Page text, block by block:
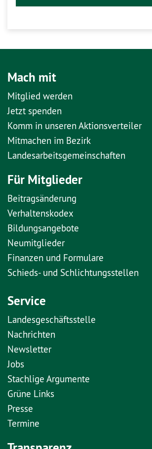
Mach mit
Mitglied werden
Jetzt spenden
Komm in unseren Aktionsverteiler
Mitmachen im Bezirk
Landesarbeitsgemeinschaften
Für Mitglieder
Beitragsänderung
Verhaltenskodex
Bildungsangebote
Neumitglieder
Finanzen und Formulare
Schieds- und Schlichtungsstellen
Service
Landesgeschäftsstelle
Nachrichten
Newsletter
Jobs
Stachlige Argumente
Grüne Links
Presse
Termine